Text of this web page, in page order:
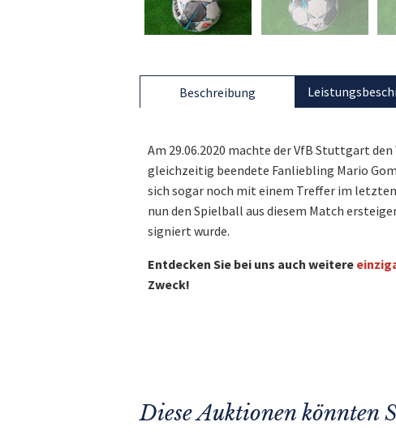
Beschreibung
Am 29.06.2020 machte der VfB Stuttgart
gleichzeitig beendete Fanliebling Mario
sich sogar noch mit einem Treffer im
nun den Spielball aus diesem Match
signiert wurde.
Entdecken Sie bei uns auch weitere
Zweck!
Diese Auktionen könnten